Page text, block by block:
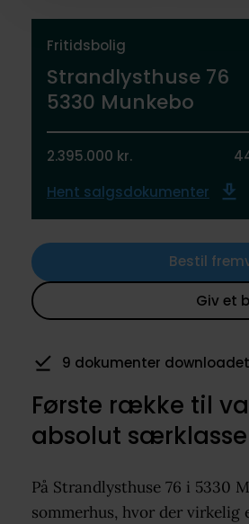
Fritidsbolig
Strandlysthuse 76
5330 Munkebo
2.395.000 kr.
Hent salgsdokumenter
Giv et
Bestil
3 har gemt som favorit
Første række til
absolut særklasse
På Strandlysthuse 76 i 5330
sommerhus, hvor der